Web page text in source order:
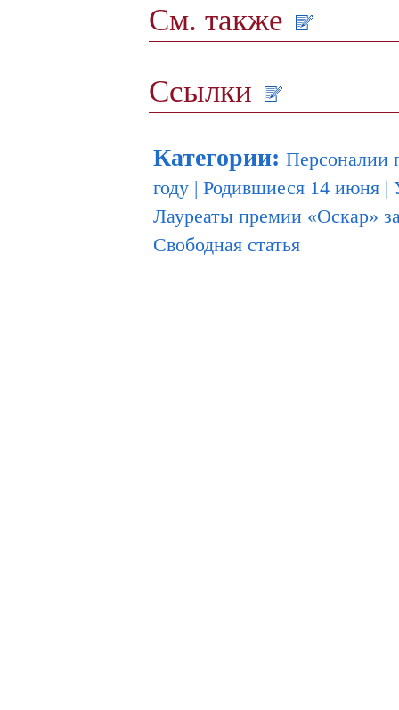
См. также
Ссылки
Категории: Персоналии
году | Родившиеся 14 июня |
Лауреаты премии «Оскар»
Свободная статья